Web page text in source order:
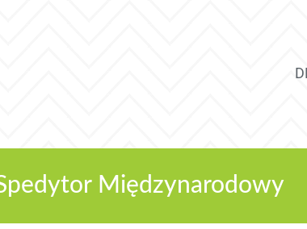
Międzynarodowy